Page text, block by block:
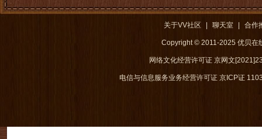
关于VV社区 聊天室 合作
Copyright © 2011-2025 优贝在
网络文化经营许可证 京网文
电信与信息服务业务经营许可证 京ICP证